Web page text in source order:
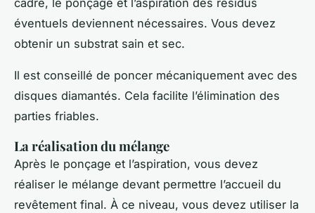
cadre, le ponçage et l’aspiration des résidus
éventuels deviennent nécessaires. Vous devez
obtenir un substrat sain et sec.
Il est conseillé de poncer mécaniquement avec des
disques diamantés. Cela facilite l’élimination des
parties friables.
La réalisation du mélange
Après le ponçage et l’aspiration, vous devez
réaliser le mélange devant permettre l’accueil du
revêtement final. À ce niveau, vous devez utiliser la